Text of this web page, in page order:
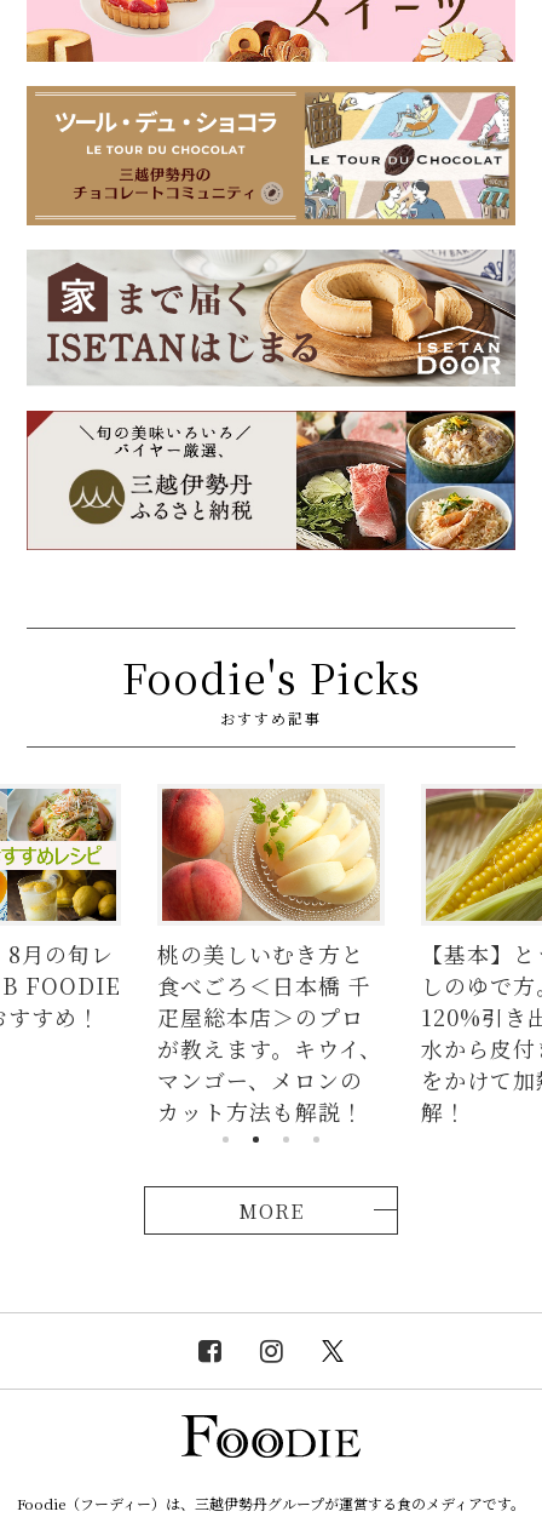
Foodie's Picks
おすすめ記事
月の旬レ
FOODIE
すめ！
桃の美しいむき方と
食べごろ＜日本橋 千
疋屋総本店＞のプロ
が教えます。キウイ、
マンゴー、メロンの
カット方法も解説！
【基本】
しのゆで
120%引き
水から皮
をかけて
解！
MORE
Foodie（フーディー）は、三越伊勢丹グループが運営する食のメディアです。